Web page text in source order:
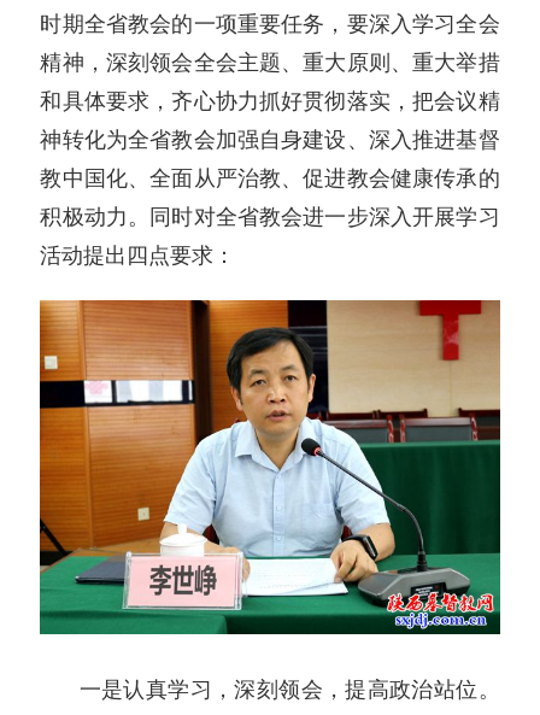
时期全省教会的一项重要任务，要深入学习全会
精神，深刻领会全会主题、重大原则、重大举措
和具体要求，齐心协力抓好贯彻落实，把会议精
神转化为全省教会加强自身建设、深入推进基督
教中国化、全面从严治教、促进教会健康传承的
积极动力。同时对全省教会进一步深入开展学习
活动提出四点要求：
一是认真学习，深刻领会，提高政治站位。